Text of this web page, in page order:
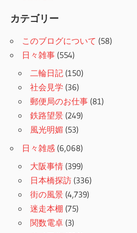
カテゴリー
このブログについて (58)
日々雑事 (554)
二輪日記 (150)
社会見学 (36)
郵便局のお仕事 (81)
鉄路望景 (249)
風光明媚 (53)
日々雑感 (6,068)
大阪事情 (399)
日本橋探訪 (336)
街の風景 (4,739)
迷走本棚 (75)
関数電卓 (3)